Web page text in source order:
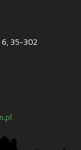
6, 35-302